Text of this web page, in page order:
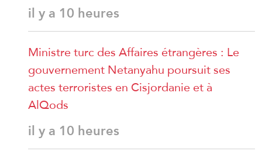
il y a 10 heures
Ministre turc des Affaires étrangères : Le
gouvernement Netanyahu poursuit ses
actes terroristes en Cisjordanie et à
AlQods
il y a 10 heures